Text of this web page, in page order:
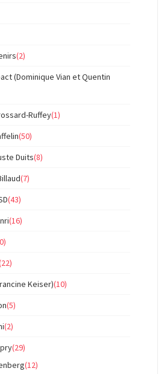
(2)
(Dominique Vian et Quentin
Ruffey(1)
(50)
Duits(8)
(7)
(43)
(16)
Keiser)(10)
(5)
(2)
(29)
(12)